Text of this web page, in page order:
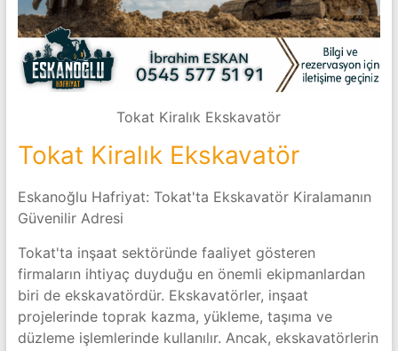
Tokat Kiralık Ekskavatör
Tokat Kiralık Ekskavatör
Eskanoğlu Hafriyat: Tokat'ta Ekskavatör Kiralamanın
Güvenilir Adresi
Tokat'ta inşaat sektöründe faaliyet gösteren
firmaların ihtiyaç duyduğu en önemli ekipmanlardan
biri de ekskavatördür. Ekskavatörler, inşaat
projelerinde toprak kazma, yükleme, taşıma ve
düzleme işlemlerinde kullanılır. Ancak, ekskavatörlerin